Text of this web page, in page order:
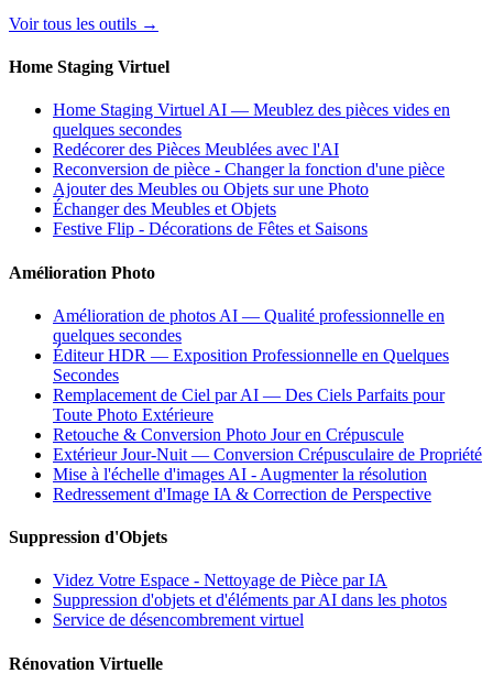
Voir tous les outils →
Home Staging Virtuel
Home Staging Virtuel AI — Meublez des pièces vides en
quelques secondes
Redécorer des Pièces Meublées avec l'AI
Reconversion de pièce - Changer la fonction d'une pièce
Ajouter des Meubles ou Objets sur une Photo
Échanger des Meubles et Objets
Festive Flip - Décorations de Fêtes et Saisons
Amélioration Photo
Amélioration de photos AI — Qualité professionnelle en
quelques secondes
Éditeur HDR — Exposition Professionnelle en Quelques
Secondes
Remplacement de Ciel par AI — Des Ciels Parfaits pour
Toute Photo Extérieure
Retouche & Conversion Photo Jour en Crépuscule
Extérieur Jour-Nuit — Conversion Crépusculaire de Propriété
Mise à l'échelle d'images AI - Augmenter la résolution
Redressement d'Image IA & Correction de Perspective
Suppression d'Objets
Videz Votre Espace - Nettoyage de Pièce par IA
Suppression d'objets et d'éléments par AI dans les photos
Service de désencombrement virtuel
Rénovation Virtuelle